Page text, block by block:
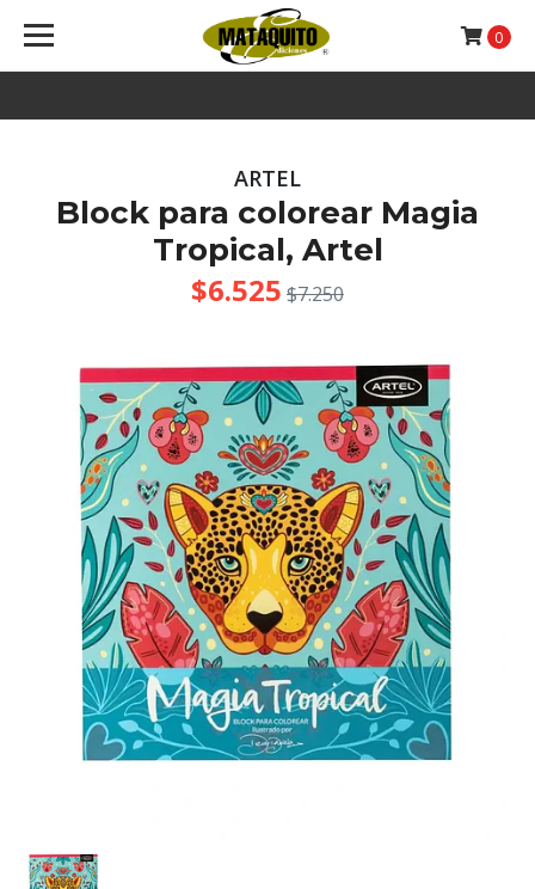
0
ARTEL
Block para colorear Magia
Tropical, Artel
$6.525 $7.250